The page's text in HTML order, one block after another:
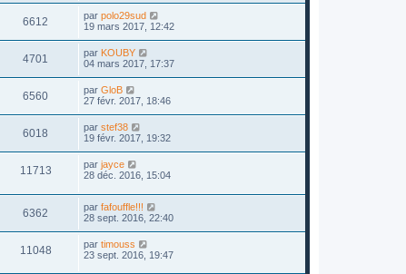
6612 par polo29sud
19 mars 2017, 12:42
4701 par KOUBY
04 mars 2017, 17:37
6560 par GloB
27 févr. 2017, 18:46
6018 par stef38
19 févr. 2017, 19:32
11713 par jayce
28 déc. 2016, 15:04
6362 par fafouffle!!!
28 sept. 2016, 22:40
11048 par timouss
23 sept. 2016, 19:47